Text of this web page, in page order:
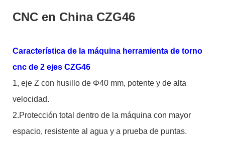
CNC en China CZG46
Característica de la máquina herramienta de torno
cnc de 2 ejes CZG46
1, eje Z con husillo de Φ40 mm, potente y de alta
velocidad.
2.Protección total dentro de la máquina con mayor
espacio, resistente al agua y a prueba de puntas.